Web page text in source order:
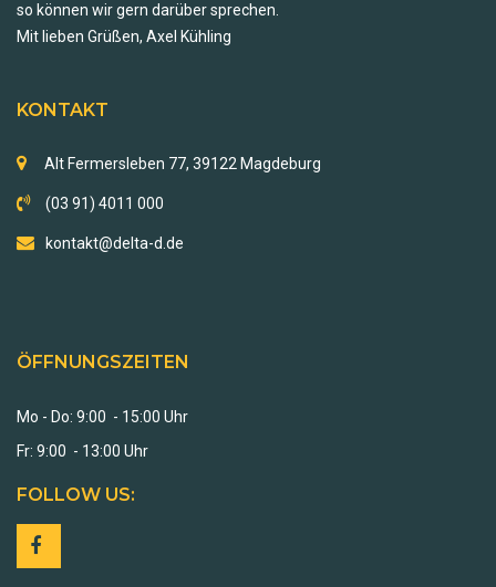
so können wir gern darüber sprechen.
Mit lieben Grüßen, Axel Kühling
KONTAKT
Alt Fermersleben 77, 39122 Magdeburg
(03 91) 4011 000
kontakt@delta-d.de
ÖFFNUNGSZEITEN
Mo - Do: 9:00 - 15:00 Uhr
Fr: 9:00 - 13:00 Uhr
FOLLOW US: